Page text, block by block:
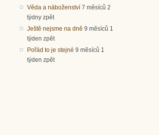
Věda a náboženství 7 měsíců 2
týdny zpět
Ještě nejsme na dně 9 měsíců 1
týden zpět
Pořád to je stejné 9 měsíců 1
týden zpět